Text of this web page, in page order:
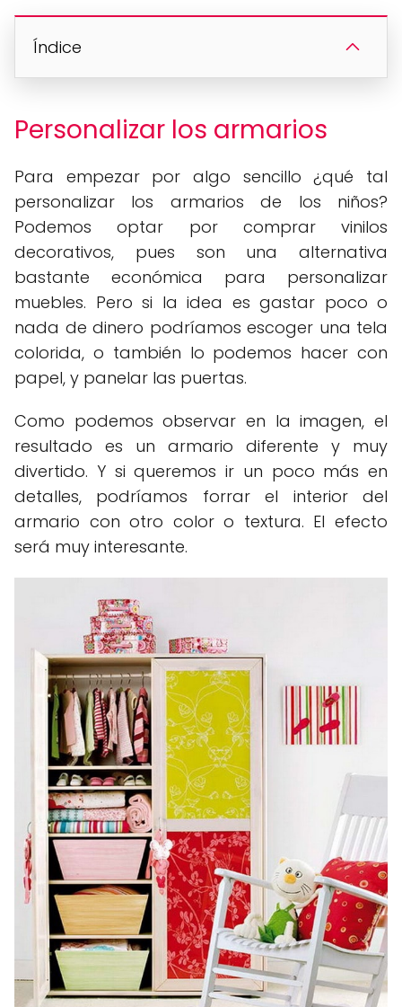
Índice
Personalizar los armarios
Para empezar por algo sencillo ¿qué tal
personalizar los armarios de los niños?
Podemos optar por comprar vinilos
decorativos, pues son una alternativa
bastante económica para personalizar
muebles. Pero si la idea es gastar poco o
nada de dinero podríamos escoger una tela
colorida, o también lo podemos hacer con
papel, y panelar las puertas.
Como podemos observar en la imagen, el
resultado es un armario diferente y muy
divertido. Y si queremos ir un poco más en
detalles, podríamos forrar el interior del
armario con otro color o textura. El efecto
será muy interesante.